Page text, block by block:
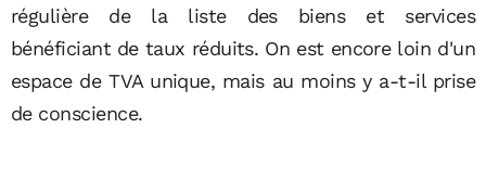
régulière de la liste des biens et services
bénéficiant de taux réduits. On est encore loin d'un
espace de TVA unique, mais au moins y a-t-il prise
de conscience.